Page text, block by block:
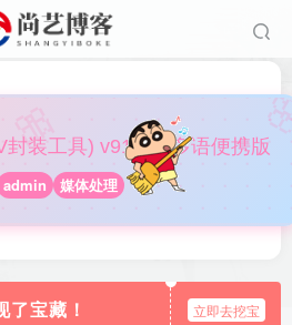
封装工具) v91.0.0 多语便携版
admin 媒体处理
了宝藏！ 立即去挖宝